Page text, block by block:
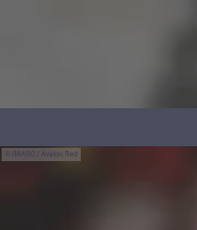
IMAGO / Avalon.Red